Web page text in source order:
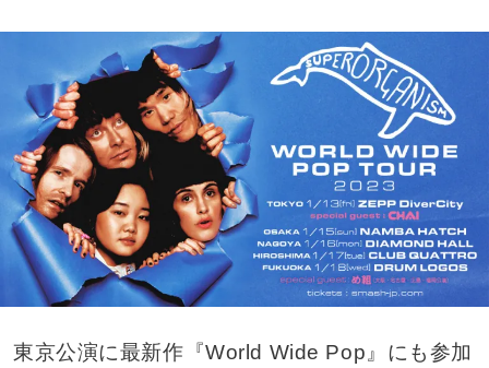
東京公演に最新作『World Wide Pop』にも参加